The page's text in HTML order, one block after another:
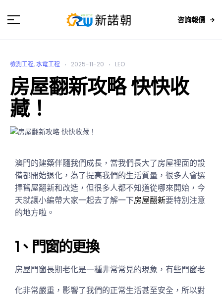
咨詢報價
檢測工程,水電工程 2025-11-20 LEO
房屋翻新攻略 快快收
藏！
澳門的建築伴隨我們成長，當我們長大了房屋裡面的設
備都開始退化，為了提高我們的生活質量，很多人會選
擇舊屋翻新和改造，但很多人都不知道從哪來開始，今
天就讓小編帶大家一起去了解一下房屋翻新要特別注意
的地方啦。
1、門窗的更換
房屋門窗長期老化是一種非常常見的現象，有些門窗老
化非常嚴重，影響了我們的正常生活甚至安全，所以對